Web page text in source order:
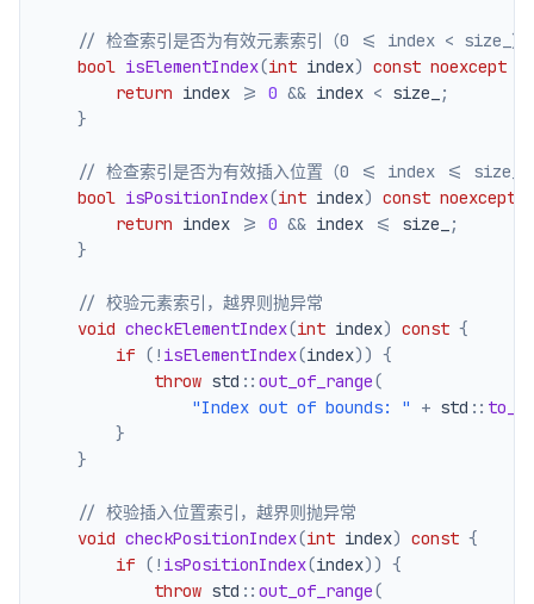
// 检查索引是否为有效元素索引（0 <= index < size_）
bool isElementIndex(int index) const noexcept
return index >= 0 && index < size_
;
}
// 检查索引是否为有效插入位置（0 <= index <= size_
bool isPositionIndex(int index) const noexcept
return index >= 0 && index <= size_
;
}
// 校验元素索引，越界则抛异常
void checkElementIndex(int index) const {
if ( ! isElementIndex(index)) {
throw std :: out_of_range(
"Index out of bounds: "
+ std ::
}
}
// 校验插入位置索引，越界则抛异常
void checkPositionIndex(int index) const {
if ( ! isPositionIndex(index)) {
throw std :: out_of_range(